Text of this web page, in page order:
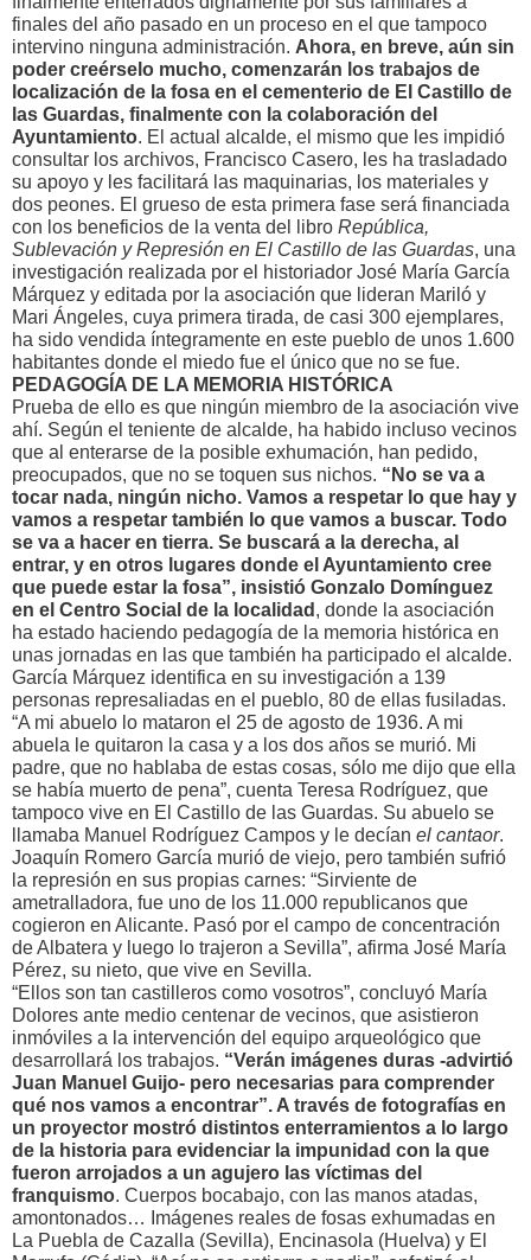
finales del año pasado en un proceso en el que tampoco
intervino ninguna administración. Ahora, en breve, aún sin
poder creérselo mucho, comenzarán los trabajos de
localización de la fosa en el cementerio de El Castillo de
las Guardas, finalmente con la colaboración del
Ayuntamiento. El actual alcalde, el mismo que les impidió
consultar los archivos, Francisco Casero, les ha trasladado
su apoyo y les facilitará las maquinarias, los materiales y
dos peones. El grueso de esta primera fase será financiada
con los beneficios de la venta del libro República,
Sublevación y Represión en El Castillo de las Guardas, una
investigación realizada por el historiador José María García
Márquez y editada por la asociación que lideran Mariló y
Mari Ángeles, cuya primera tirada, de casi 300 ejemplares,
ha sido vendida íntegramente en este pueblo de unos 1.600
habitantes donde el miedo fue el único que no se fue.
PEDAGOGÍA DE LA MEMORIA HISTÓRICA
Prueba de ello es que ningún miembro de la asociación vive
ahí. Según el teniente de alcalde, ha habido incluso vecinos
que al enterarse de la posible exhumación, han pedido,
preocupados, que no se toquen sus nichos. “No se va a
tocar nada, ningún nicho. Vamos a respetar lo que hay y
vamos a respetar también lo que vamos a buscar. Todo
se va a hacer en tierra. Se buscará a la derecha, al
entrar, y en otros lugares donde el Ayuntamiento cree
que puede estar la fosa”, insistió Gonzalo Domínguez
en el Centro Social de la localidad , donde la asociación
ha estado haciendo pedagogía de la memoria histórica en
unas jornadas en las que también ha participado el alcalde.
García Márquez identifica en su investigación a 139
personas represaliadas en el pueblo, 80 de ellas fusiladas.
“A mi abuelo lo mataron el 25 de agosto de 1936. A mi
abuela le quitaron la casa y a los dos años se murió. Mi
padre, que no hablaba de estas cosas, sólo me dijo que ella
se había muerto de pena”, cuenta Teresa Rodríguez, que
tampoco vive en El Castillo de las Guardas. Su abuelo se
llamaba Manuel Rodríguez Campos y le decían el cantaor.
Joaquín Romero García murió de viejo, pero también sufrió
la represión en sus propias carnes: “Sirviente de
ametralladora, fue uno de los 11.000 republicanos que
cogieron en Alicante. Pasó por el campo de concentración
de Albatera y luego lo trajeron a Sevilla”, afirma José María
Pérez, su nieto, que vive en Sevilla.
“Ellos son tan castilleros como vosotros”, concluyó María
Dolores ante medio centenar de vecinos, que asistieron
inmóviles a la intervención del equipo arqueológico que
desarrollará los trabajos. “Verán imágenes duras -advirtió
Juan Manuel Guijo- pero necesarias para comprender
qué nos vamos a encontrar”. A través de fotografías en
un proyector mostró distintos enterramientos a lo largo
de la historia para evidenciar la impunidad con la que
fueron arrojados a un agujero las víctimas del
franquismo. Cuerpos bocabajo, con las manos atadas,
amontonados… Imágenes reales de fosas exhumadas en
La Puebla de Cazalla (Sevilla), Encinasola (Huelva) y El